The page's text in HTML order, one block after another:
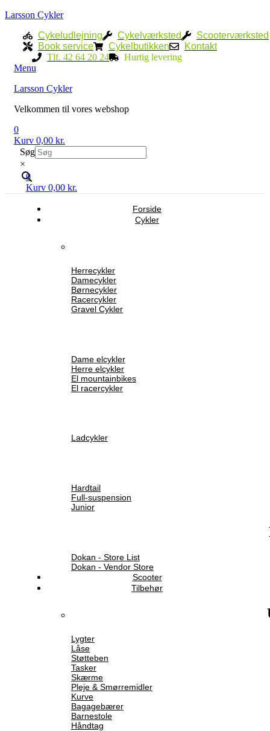
Larsson Cykler
Cykeludlejning
Cykelværksted
Scooterværksted
Book service
Cykelbutikken
Kontakt
Tlf. 42 64 20 24
Hurtig levering
Menu
Larsson Cykler
Velkommen til vores webshop
0
Kurv 0,00 kr.
Søg
×
0
Kurv 0,00 kr.
Forside
Cykler
Herrecykler
Damecykler
Børnecykler
Racercykler
Gravel Cykler
Dame elcykler
Herre elcykler
El mountainbikes
El racercykler
Ladcykler
Hardtail
Full-suspension
Junior
Dokan - Store List
Dokan - Vendor Store
Scooter
Tilbehør
Lygter
Låse
Støtteben
Tasker
Skærme
Pleje & Smørremidler
Kurve
Bagagebærer
Barnestole
Håndtag